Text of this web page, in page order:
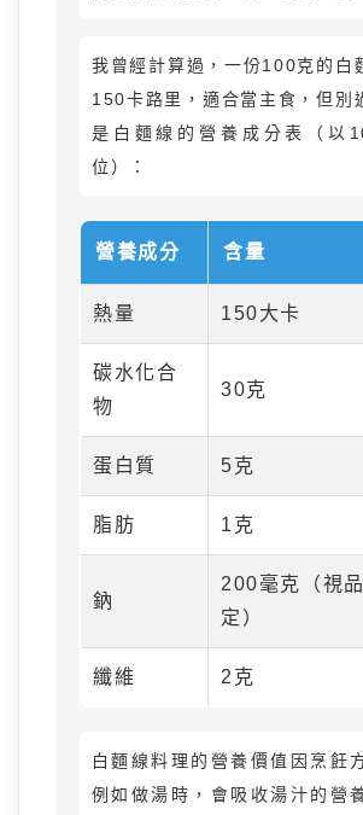
我曾經計算過，一份100克的白
150卡路里，適合當主食，但別
是白麵線的營養成分表（以
位）：
營養成分 含量
熱量 150大卡
碳水化合
物
30克
蛋白質 5克
脂肪 1克
鈉
200毫克（視
定）
纖維 2克
白麵線料理的營養價值因烹飪
例如做湯時，會吸收湯汁的營